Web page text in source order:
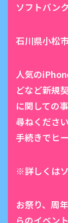
ソフトバン
石川県小松
人気の
どなど新規
に関しての
尋ねくださ
手続きでヒ
※詳しくは
お祭り、周
らのイベン